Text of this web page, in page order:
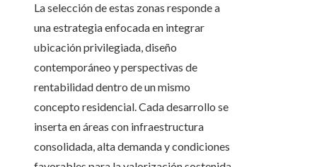
La selección de estas zonas responde a
una estrategia enfocada en integrar
ubicación privilegiada, diseño
contemporáneo y perspectivas de
rentabilidad dentro de un mismo
concepto residencial. Cada desarrollo se
inserta en áreas con infraestructura
consolidada, alta demanda y condiciones